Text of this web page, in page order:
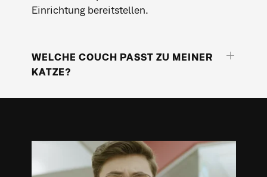
Einrichtung bereitstellen.
WELCHE COUCH PASST ZU MEINER
KATZE?
Gute Frage. Interaktiv, individuell und vor
Kunden der SERVICE&MORE
Handelspartner·innen die perfekten
Produkte für ihren Wohntraum. Mehr